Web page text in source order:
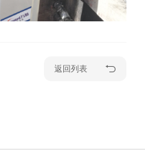
返回列表